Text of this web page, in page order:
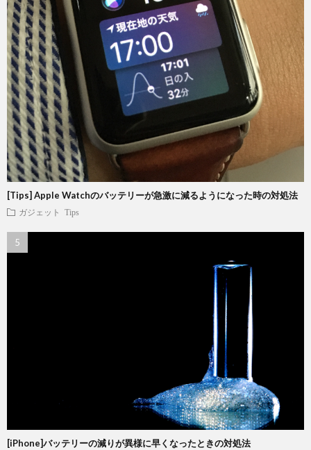
[Tips] Apple Watchのバッテリーが急激に減るようになった時の対処法
ガジェット Tips
[iPhone]バッテリーの減りが異様に早くなったときの対処法